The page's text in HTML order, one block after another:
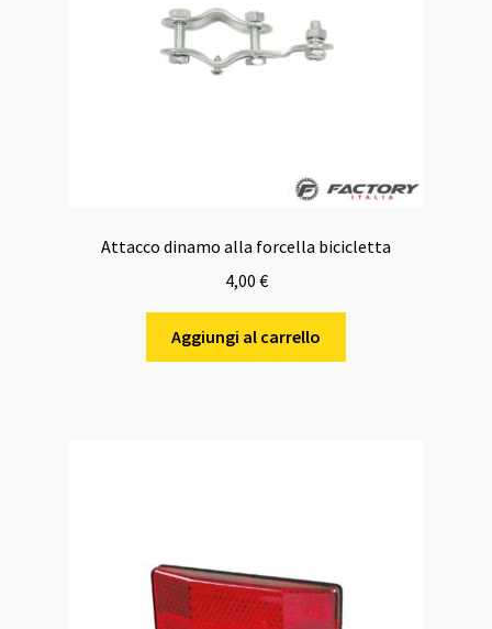
Attacco dinamo alla forcella bicicletta
4,00 €
Aggiungi al carrello